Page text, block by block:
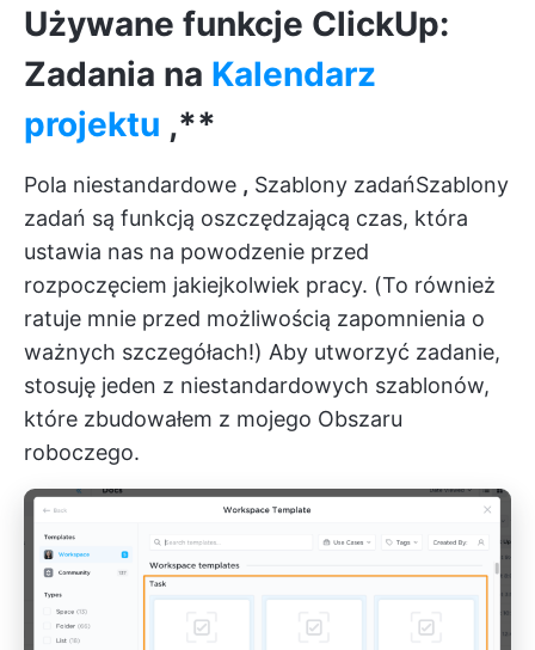
Używane funkcje ClickUp:
Zadania na Kalendarz
projektu ,**
Pola niestandardowe , Szablony zadańSzablony
zadań są funkcją oszczędzającą czas, która
ustawia nas na powodzenie przed
rozpoczęciem jakiejkolwiek pracy. (To również
ratuje mnie przed możliwością zapomnienia o
ważnych szczegółach!) Aby utworzyć zadanie,
stosuję jeden z niestandardowych szablonów,
które zbudowałem z mojego Obszaru
roboczego.